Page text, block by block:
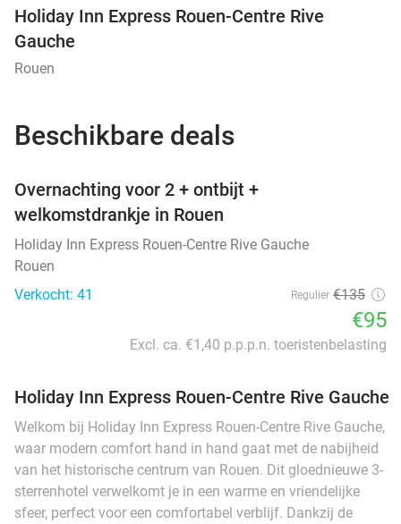
Holiday Inn Express Rouen-Centre Rive
Gauche
Rouen
Beschikbare deals
Overnachting voor 2 + ontbijt +
welkomstdrankje in Rouen
Holiday Inn Express Rouen-Centre Rive Gauche
Rouen
Verkocht: 41
Regulier €135
€95
Excl. ca. €1,40 p.p.p.n. toeristenbelasting
Holiday Inn Express Rouen-Centre Rive Gauche
Welkom bij Holiday Inn Express Rouen-Centre Rive Gauche,
waar modern comfort hand in hand gaat met de nabijheid
van het historische centrum van Rouen. Dit gloednieuwe 3-
sterrenhotel verwelkomt je in een warme en vriendelijke
sfeer, perfect voor een comfortabel verblijf. Dankzij de